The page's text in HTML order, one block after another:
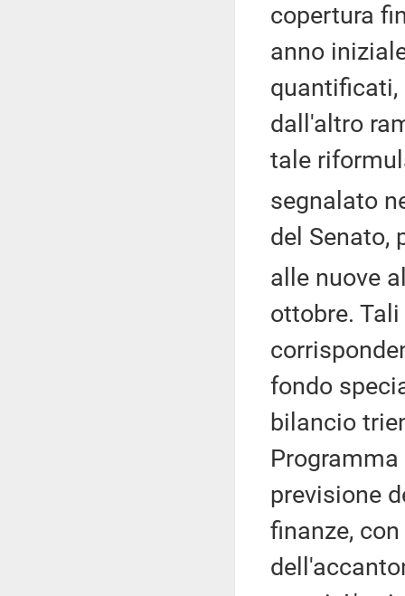
copertura
anno
quantificati,
dall'altro
tale
segnalato
del Senato,
alle nuove
ottobre.
fondo
bilancio
previsione
finanze,